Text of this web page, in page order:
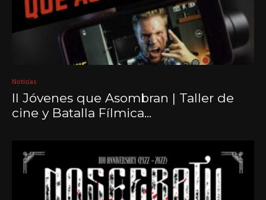
Noticias
II Jóvenes que Asombran | Taller de
cine y Batalla Fílmica...